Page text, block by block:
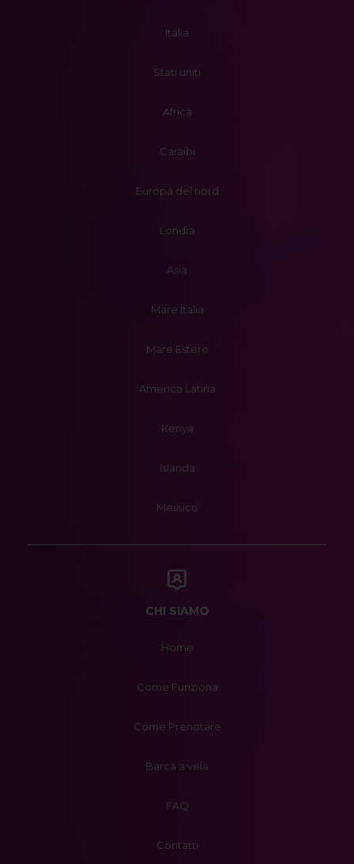
Italia
Stati uniti
Africa
Caraibi
Europa del nord
Londra
Asia
Mare Italia
Mare Estero
America Latina
Kenya
Islanda
Messico
CHI SIAMO
Home
Come Funziona
Come Prenotare
Barca a vela
FAQ
Contatti